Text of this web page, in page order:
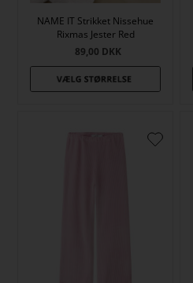
NAME IT Strikket Nissehue
Rixmas Jester Red
89,00 DKK